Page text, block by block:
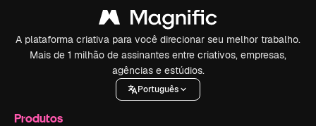
A plataforma criativa para você direcionar seu melhor trabalho.
Mais de 1 milhão de assinantes entre criativos, empresas,
agências e estúdios.
Português
Produtos